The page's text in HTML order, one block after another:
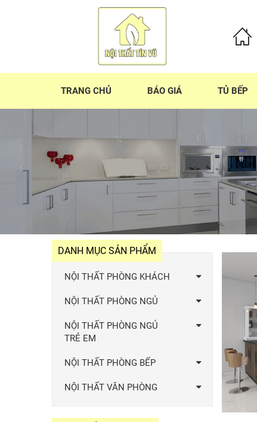
TRANG CHỦ BÁO GIÁ TỦ BẾP
DANH MỤC SẢN PHẨM
NỘI THẤT PHÒNG KHÁCH
NỘI THẤT PHÒNG NGỦ
NỘI THẤT PHÒNG NGỦ
TRẺ EM
NỘI THẤT PHÒNG BẾP
NỘI THẤT VĂN PHÒNG
Quẩy Bar 007
Giá: Liên hệ